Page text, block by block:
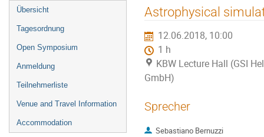
Veranstaltungsmenü
Übersicht
Tagesordnung
Open Symposium
Anmeldung
Teilnehmerliste
Venue and Travel Information
Accommodation
Astrophysical
12.06.2018, 10:00
1 h
KBW Lecture Hall (GSI
GmbH)
Sprecher
Sebastiano Bernuzzi